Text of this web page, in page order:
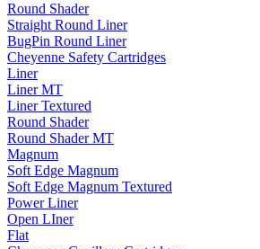
Round Shader
Straight Round Liner
BugPin Round Liner
Cheyenne Safety Cartridges
Liner
Liner MT
Liner Textured
Round Shader
Round Shader MT
Magnum
Soft Edge Magnum
Soft Edge Magnum Textured
Power Liner
Open LIner
Flat